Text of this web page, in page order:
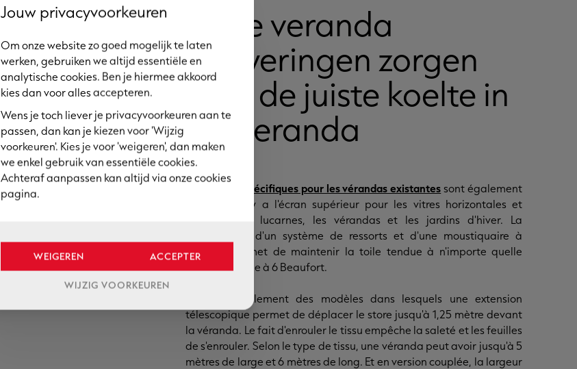
Onze veranda
zonweringen zorgen
voor de juiste koelte in
jou veranda
Des écrans spécifiques pour les vérandas existantessont également
possibles. Il y a l'écran supérieur pour les vitres horizontales et
inclinées, les lucarnes, les vérandas et les jardins d'hiver. La
combinaison d'un système de ressorts et d'une moustiquaire à
glissière permet de maintenir la toile tendue à n'importe quelle
hauteur, même à 6 Beaufort.
Il existe également des modèles dans lesquels une extension
télescopique permet de déplacer le store jusqu'à 1,25 mètre devant
la véranda. Le fait d'enrouler le tissu empêche la saleté et les feuilles
de s'enrouler. Selon le type de tissu, une véranda peut avoir jusqu'à 5
mètres de large et 6 mètres de long. Et en version couplée, la largeur
Jouw privacyvoorkeuren
Om onze website zo goed mogelijk te laten
werken, gebruiken we altijd essentiële en
analytische cookies. Ben je hiermee akkoord
kies dan voor alles accepteren.
Wens je toch liever je privacyvoorkeuren aan te
passen, dan kan je kiezen voor 'Wijzig
voorkeuren'. Kies je voor 'weigeren', dan maken
we enkel gebruik van essentiële cookies.
Achteraf aanpassen kan altijd via onze cookies
pagina.
WEIGEREN ACCEPTER
WIJZIG VOORKEUREN